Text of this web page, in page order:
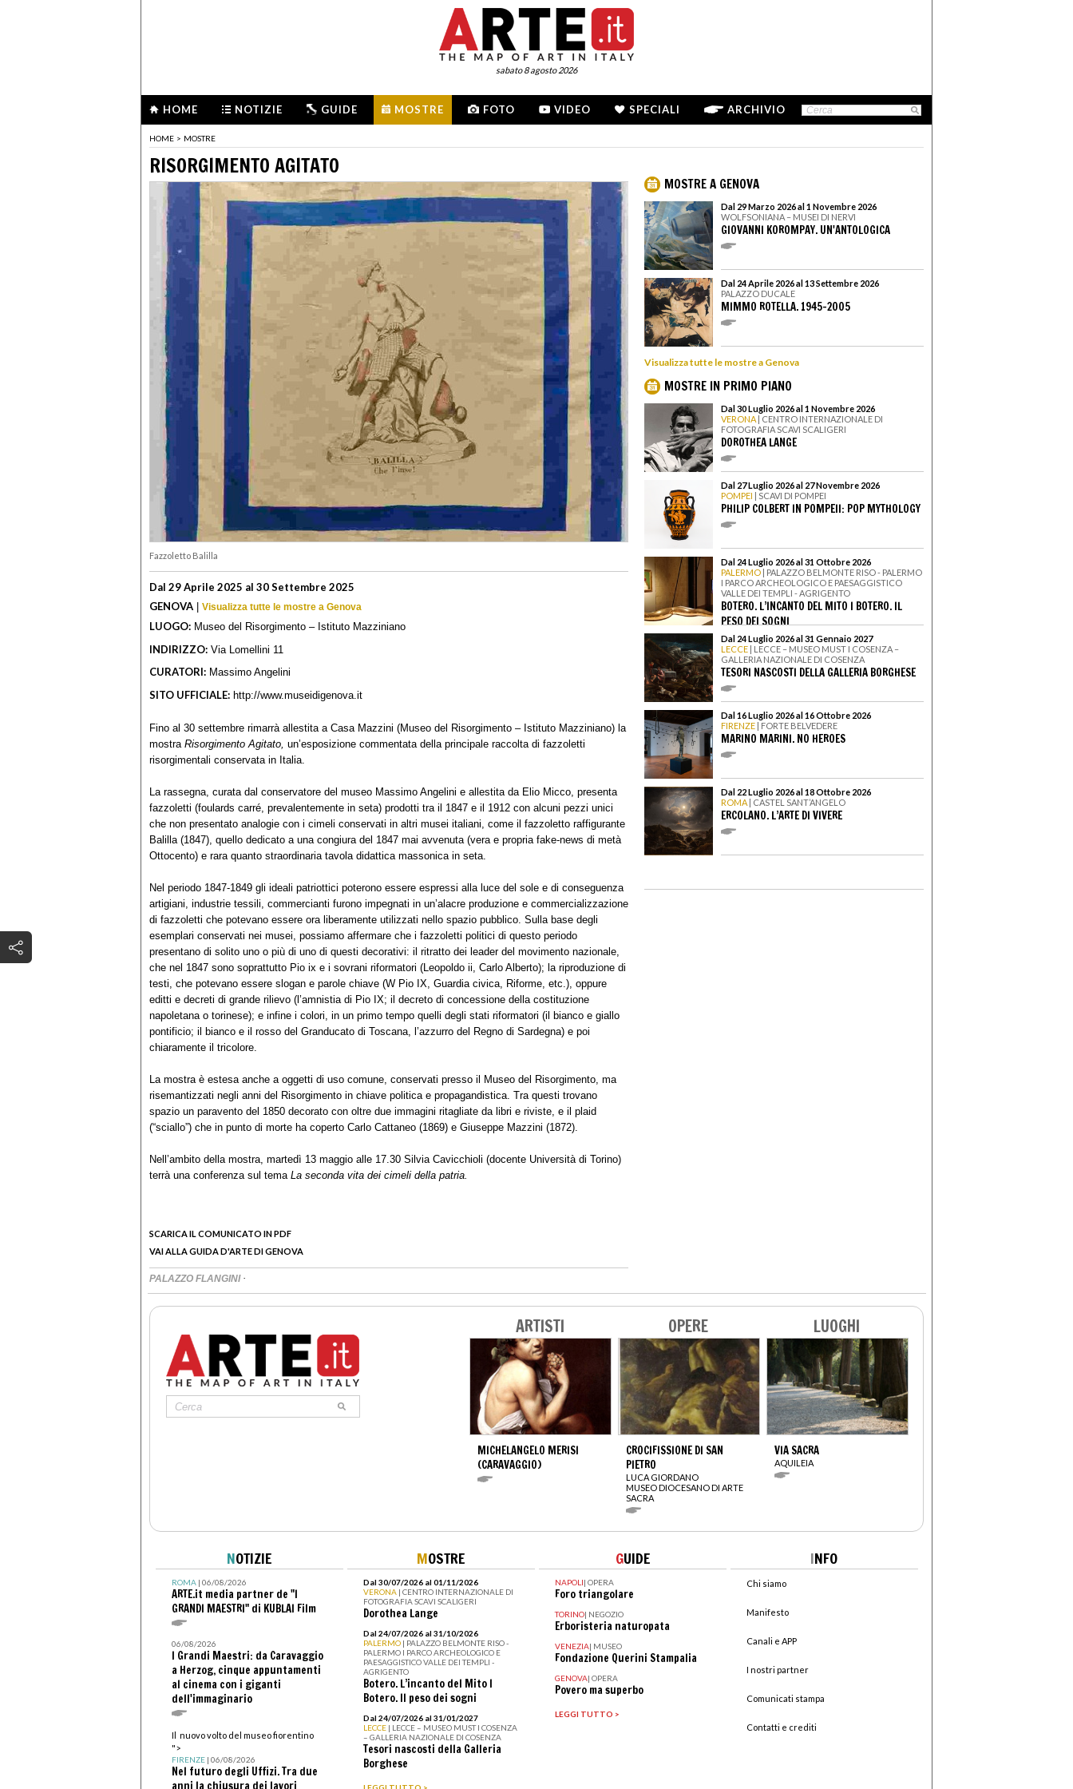
sabato 8 agosto 2026
HOME NOTIZIE GUIDE MOSTRE FOTO VIDEO SPECIALI ARCHIVIO
HOME > MOSTRE
RISORGIMENTO AGITATO
Fazzoletto Balilla
Dal 29 Aprile 2025 al 30 Settembre 2025
GENOVA | Visualizza tutte le mostre a Genova
LUOGO: Museo del Risorgimento – Istituto Mazziniano
INDIRIZZO: Via Lomellini 11
CURATORI: Massimo Angelini
SITO UFFICIALE: http://www.museidigenova.it
Fino al 30 settembre rimarrà allestita a Casa Mazzini (Museo del Risorgimento – Istituto Mazziniano) la
mostra Risorgimento Agitato, un’esposizione commentata della principale raccolta di fazzoletti
risorgimentali conservata in Italia.
La rassegna, curata dal conservatore del museo Massimo Angelini e allestita da Elio Micco, presenta
fazzoletti (foulards carré, prevalentemente in seta) prodotti tra il 1847 e il 1912 con alcuni pezzi unici
che non presentato analogie con i cimeli conservati in altri musei italiani, come il fazzoletto raffigurante
Balilla (1847), quello dedicato a una congiura del 1847 mai avvenuta (vera e propria fake-news di metà
Ottocento) e rara quanto straordinaria tavola didattica massonica in seta.
Nel periodo 1847-1849 gli ideali patriottici poterono essere espressi alla luce del sole e di conseguenza
artigiani, industrie tessili, commercianti furono impegnati in un’alacre produzione e commercializzazione
di fazzoletti che potevano essere ora liberamente utilizzati nello spazio pubblico. Sulla base degli
esemplari conservati nei musei, possiamo affermare che i fazzoletti politici di questo periodo
presentano di solito uno o più di uno di questi decorativi: il ritratto dei leader del movimento nazionale,
che nel 1847 sono soprattutto Pio ix e i sovrani riformatori (Leopoldo ii, Carlo Alberto); la riproduzione di
testi, che potevano essere slogan e parole chiave (W Pio IX, Guardia civica, Riforme, etc.), oppure
editti e decreti di grande rilievo (l’amnistia di Pio IX; il decreto di concessione della costituzione
napoletana o torinese); e infine i colori, in un primo tempo quelli degli stati riformatori (il bianco e giallo
pontificio; il bianco e il rosso del Granducato di Toscana, l’azzurro del Regno di Sardegna) e poi
chiaramente il tricolore.
La mostra è estesa anche a oggetti di uso comune, conservati presso il Museo del Risorgimento, ma
risemantizzati negli anni del Risorgimento in chiave politica e propagandistica. Tra questi trovano
spazio un paravento del 1850 decorato con oltre due immagini ritagliate da libri e riviste, e il plaid
(“sciallo”) che in punto di morte ha coperto Carlo Cattaneo (1869) e Giuseppe Mazzini (1872).
Nell’ambito della mostra, martedì 13 maggio alle 17.30 Silvia Cavicchioli (docente Università di Torino)
terrà una conferenza sul tema La seconda vita dei cimeli della patria.
SCARICA IL COMUNICATO IN PDF
VAI ALLA GUIDA D'ARTE DI GENOVA
PALAZZO FLANGINI ·
MOSTRE A GENOVA
Dal 29 Marzo 2026 al 1 Novembre 2026
WOLFSONIANA – MUSEI DI NERVI
GIOVANNI KOROMPAY. UN'ANTOLOGICA
Dal 24 Aprile 2026 al 13 Settembre 2026
PALAZZO DUCALE
MIMMO ROTELLA. 1945–2005
Visualizza tutte le mostre a Genova
MOSTRE IN PRIMO PIANO
Dal 30 Luglio 2026 al 1 Novembre 2026
VERONA | CENTRO INTERNAZIONALE DI
FOTOGRAFIA SCAVI SCALIGERI
DOROTHEA LANGE
Dal 27 Luglio 2026 al 27 Novembre 2026
POMPEI | SCAVI DI POMPEI
PHILIP COLBERT IN POMPEII: POP MYTHOLOGY
Dal 24 Luglio 2026 al 31 Ottobre 2026
PALERMO | PALAZZO BELMONTE RISO - PALERMO
I PARCO ARCHEOLOGICO E PAESAGGISTICO
VALLE DEI TEMPLI - AGRIGENTO
BOTERO. L’INCANTO DEL MITO I BOTERO. IL
PESO DEI SOGNI
Dal 24 Luglio 2026 al 31 Gennaio 2027
LECCE | LECCE – MUSEO MUST I COSENZA –
GALLERIA NAZIONALE DI COSENZA
TESORI NASCOSTI DELLA GALLERIA BORGHESE
Dal 16 Luglio 2026 al 16 Ottobre 2026
FIRENZE | FORTE BELVEDERE
MARINO MARINI. NO HEROES
Dal 22 Luglio 2026 al 18 Ottobre 2026
ROMA | CASTEL SANT’ANGELO
ERCOLANO. L’ARTE DI VIVERE
ARTISTI
MICHELANGELO MERISI
(CARAVAGGIO)
OPERE
CROCIFISSIONE DI SAN
PIETRO
LUCA GIORDANO
MUSEO DIOCESANO DI ARTE
SACRA
LUOGHI
VIA SACRA
AQUILEIA
NOTIZIE
ROMA| 06/08/2026
ARTE.it media partner de "I
GRANDI MAESTRI" di KUBLAI Film
06/08/2026
I Grandi Maestri: da Caravaggio
a Herzog, cinque appuntamenti
al cinema con i giganti
dell'immaginario
Il nuovo volto del museo fiorentino
">
FIRENZE| 06/08/2026
Nel futuro degli Uffizi. Tra due
anni la chiusura dei lavori
MOSTRE
Dal 30/07/2026 al 01/11/2026
VERONA | CENTRO INTERNAZIONALE DI
FOTOGRAFIA SCAVI SCALIGERI
Dorothea Lange
Dal 24/07/2026 al 31/10/2026
PALERMO | PALAZZO BELMONTE RISO -
PALERMO I PARCO ARCHEOLOGICO E
PAESAGGISTICO VALLE DEI TEMPLI -
AGRIGENTO
Botero. L’incanto del Mito I
Botero. Il peso dei sogni
Dal 24/07/2026 al 31/01/2027
LECCE | LECCE – MUSEO MUST I COSENZA
– GALLERIA NAZIONALE DI COSENZA
Tesori nascosti della Galleria
Borghese
GUIDE
NAPOLI| OPERA
Foro triangolare
TORINO| NEGOZIO
Erboristeria naturopata
VENEZIA| MUSEO
Fondazione Querini Stampalia
GENOVA| OPERA
Povero ma superbo
LEGGI TUTTO >
INFO
Chi siamo
Manifesto
Canali e APP
I nostri partner
Comunicati stampa
Contatti e crediti